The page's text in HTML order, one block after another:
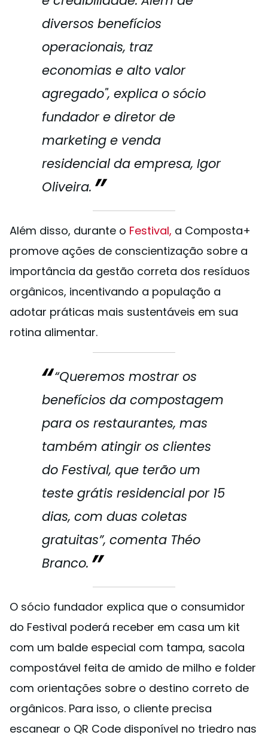
diversos benefícios
operacionais, traz
economias e alto valor
agregado", explica o sócio
fundador e diretor de
marketing e venda
residencial da empresa, Igor
Oliveira.
Além disso, durante o Festival, a Composta+
promove ações de conscientização sobre a
importância da gestão correta dos resíduos
orgânicos, incentivando a população a
adotar práticas mais sustentáveis em sua
rotina alimentar.
“Queremos mostrar os
benefícios da compostagem
para os restaurantes, mas
também atingir os clientes
do Festival, que terão um
teste grátis residencial por 15
dias, com duas coletas
gratuitas”, comenta Théo
Branco.
O sócio fundador explica que o consumidor
do Festival poderá receber em casa um kit
com um balde especial com tampa, sacola
compostável feita de amido de milho e folder
com orientações sobre o destino correto de
orgânicos. Para isso, o cliente precisa
escanear o QR Code disponível no triedro nas